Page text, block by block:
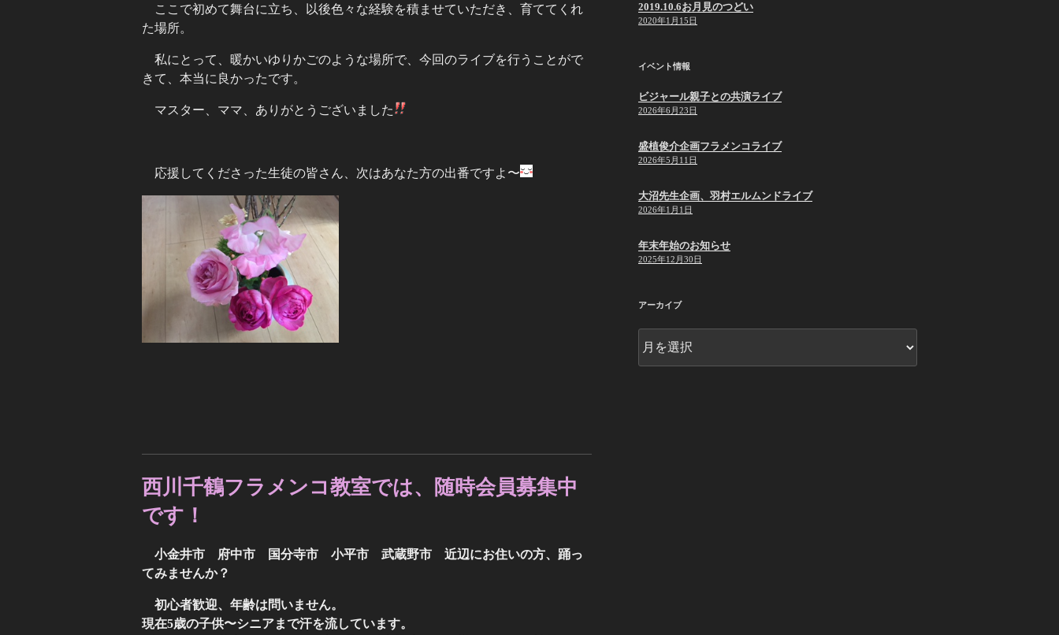
ここで初めて舞台に立ち、以後色々な経験を積ませていただき、育ててくれ
た場所。
私にとって、暖かいゆりかごのような場所で、今回のライブを行うことがで
きて、本当に良かったです。
マスター、ママ、ありがとうございました
応援してくださった生徒の皆さん、次はあなた方の出番ですよ〜
西川千鶴フラメンコ教室では、随時会員募集中
です！
小金井市 府中市 国分寺市 小平市 武蔵野市 近辺にお住いの方、踊っ
てみませんか？
初心者歓迎、年齢は問いません。
現在5歳の子供〜シニアまで汗を流しています。
2019.10.6お月見のつどい
2020年1月15日
イベント情報
ビジャール親子との共演ライブ
2026年6月23日
盛植俊介企画フラメンコライブ
2026年5月11日
大沼先生企画、羽村エルムンドライブ
2026年1月1日
年末年始のお知らせ
2025年12月30日
アーカイブ
ー